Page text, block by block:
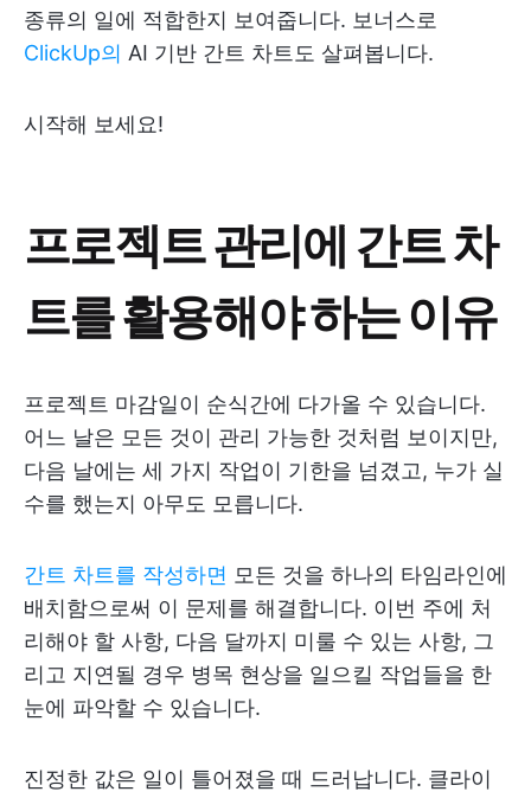
종류의 일에 적합한지 보여줍니다. 보너스로
ClickUp의 AI 기반 간트 차트도 살펴봅니다.
시작해 보세요!
프로젝트 관리에 간트 차
트를 활용해야 하는 이유
프로젝트 마감일이 순식간에 다가올 수 있습니다.
어느 날은 모든 것이 관리 가능한 것처럼 보이지만,
다음 날에는 세 가지 작업이 기한을 넘겼고, 누가 실
수를 했는지 아무도 모릅니다.
간트 차트를 작성하면 모든 것을 하나의 타임라인에
배치함으로써 이 문제를 해결합니다. 이번 주에 처
리해야 할 사항, 다음 달까지 미룰 수 있는 사항, 그
리고 지연될 경우 병목 현상을 일으킬 작업들을 한
눈에 파악할 수 있습니다.
진정한 값은 일이 틀어졌을 때 드러납니다. 클라이